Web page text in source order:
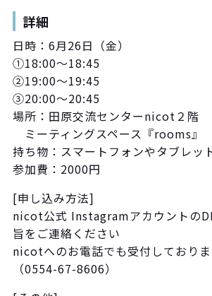
詳細
日時：6月26日（金）
①18:00〜18:45
②19:00〜19:45
③20:00〜20:45
場所：田原交流センターnicot２階
ミーティングスペース『rooms』
持ち物：スマートフォンやタブレッ
参加費：2000円
[申し込み方法]
nicot公式 Instagramアカウントの
旨をご連絡ください
nicotへのお電話でも受付しておりま
（0554-67-8606）